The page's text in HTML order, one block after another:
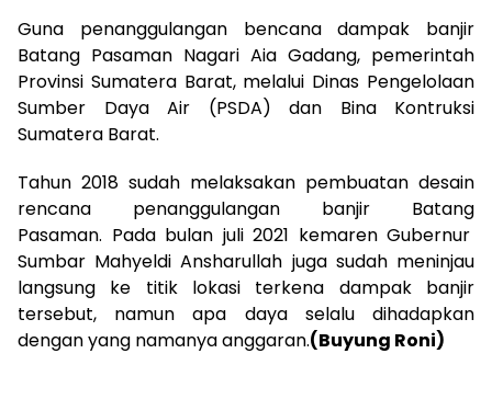
Guna penanggulangan bencana dampak banjir
Batang Pasaman Nagari Aia Gadang, pemerintah
Provinsi Sumatera Barat, melalui Dinas Pengelolaan
Sumber Daya Air (PSDA) dan Bina Kontruksi
Sumatera Barat.
Tahun 2018 sudah melaksakan pembuatan desain
rencana penanggulangan banjir Batang
Pasaman. Pada bulan juli 2021 kemaren Gubernur
Sumbar Mahyeldi Ansharullah juga sudah meninjau
langsung ke titik lokasi terkena dampak banjir
tersebut, namun apa daya selalu dihadapkan
dengan yang namanya anggaran.(Buyung Roni)